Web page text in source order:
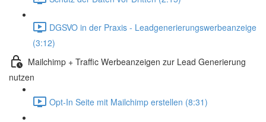
DGSVO in der Praxis - Leadgenerierungswerbeanzeige
(3:12)
Mailchimp + Traffic Werbeanzeigen zur Lead Generierung
nutzen
Opt-In Seite mit Mailchimp erstellen (8:31)